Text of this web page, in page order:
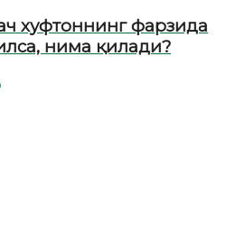
хуфтоннинг фарзида
нима қилади?